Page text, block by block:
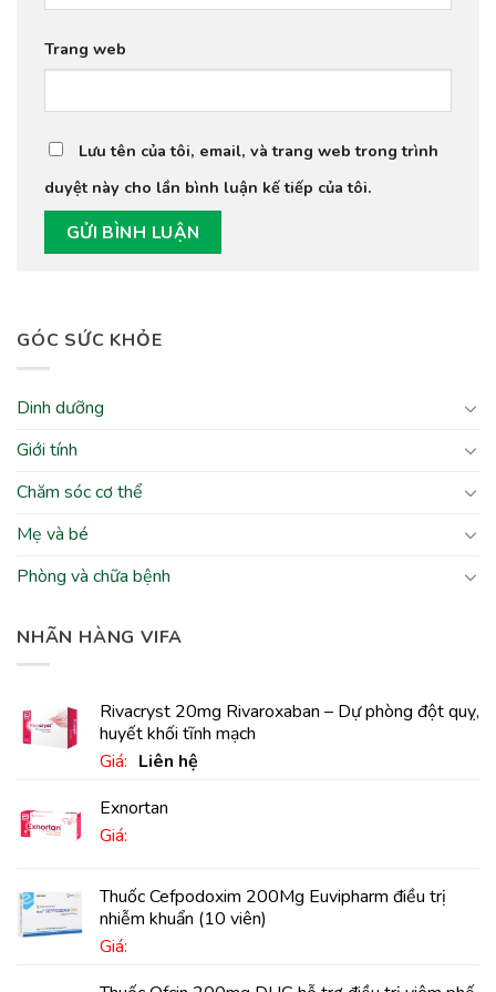
GÓC SỨC KHỎE
Dinh dưỡng
Giới tính
Chăm sóc cơ thể
Mẹ và bé
Phòng và chữa bệnh
NHÃN HÀNG VIFA
Rivacryst 20mg Rivaroxaban – Dự phòng đột quỵ,
huyết khối tĩnh mạch
Giá: Liên hệ
Exnortan
Giá:
Thuốc Cefpodoxim 200Mg Euvipharm điều trị
nhiễm khuẩn (10 viên)
Giá:
Trang web
Lưu tên của tôi, email, và trang web trong trình
duyệt này cho lần bình luận kế tiếp của tôi.